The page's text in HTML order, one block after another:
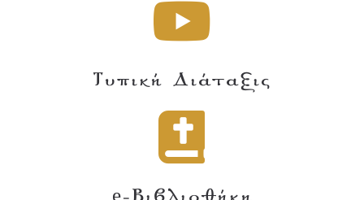
Τυπική Διάταξις